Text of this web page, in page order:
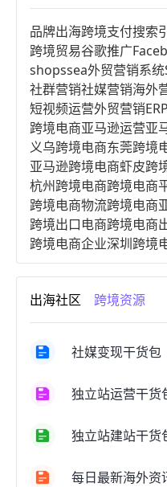
品牌出海跨境支付搜索
跨境贸易谷歌推广
shopssea外贸营销系统
社群营销社媒营销海外
短视频运营外贸营销ERP
跨境电商亚马逊运营亚
义乌跨境电商东莞跨境
亚马逊跨境电商虾皮跨
杭州跨境电商跨境电商
跨境电商物流跨境电商
跨境出口电商跨境电商
跨境电商企业深圳跨境
进口跨境电商跨境电商
跨境电商市场跨境电商
跨境电商开店跨境电商营
跨境电商商品个人跨境
郑州跨境电商跨境电商趋
跨境电商费用美国跨境电
天津跨境电商东南亚跨
跨境电商b2b阿里巴巴跨
出海社区 跨境资源
社媒变现干货包
独立站运营干货
独立站建站干货
每日最新海外资